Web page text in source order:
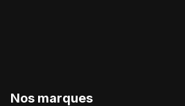
Nos marques